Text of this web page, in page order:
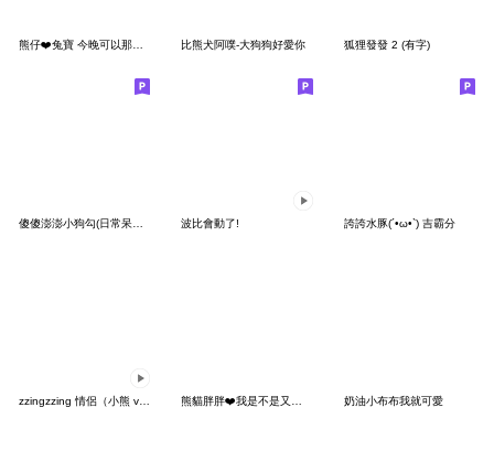
熊仔❤️兔寶 今晚可以那個嗎 比熊犬阿噗-大狗狗好愛你 狐狸發發 2 (有字)
波比會動了! 誇誇水豚(´•ω•`) 吉霸分
奶油小布布我就可愛